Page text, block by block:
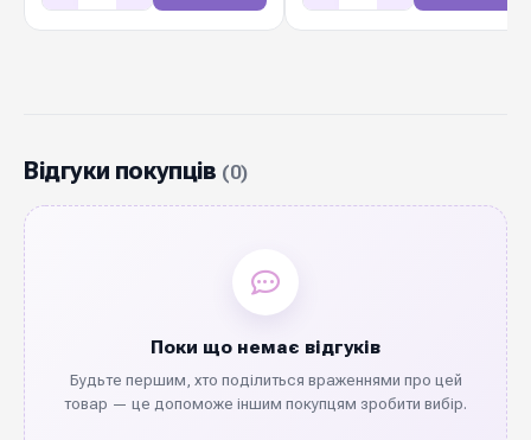
Відгуки покупців (0)
Поки що немає відгуків
Будьте першим, хто поділиться враженнями про цей
товар — це допоможе іншим покупцям зробити вибір.